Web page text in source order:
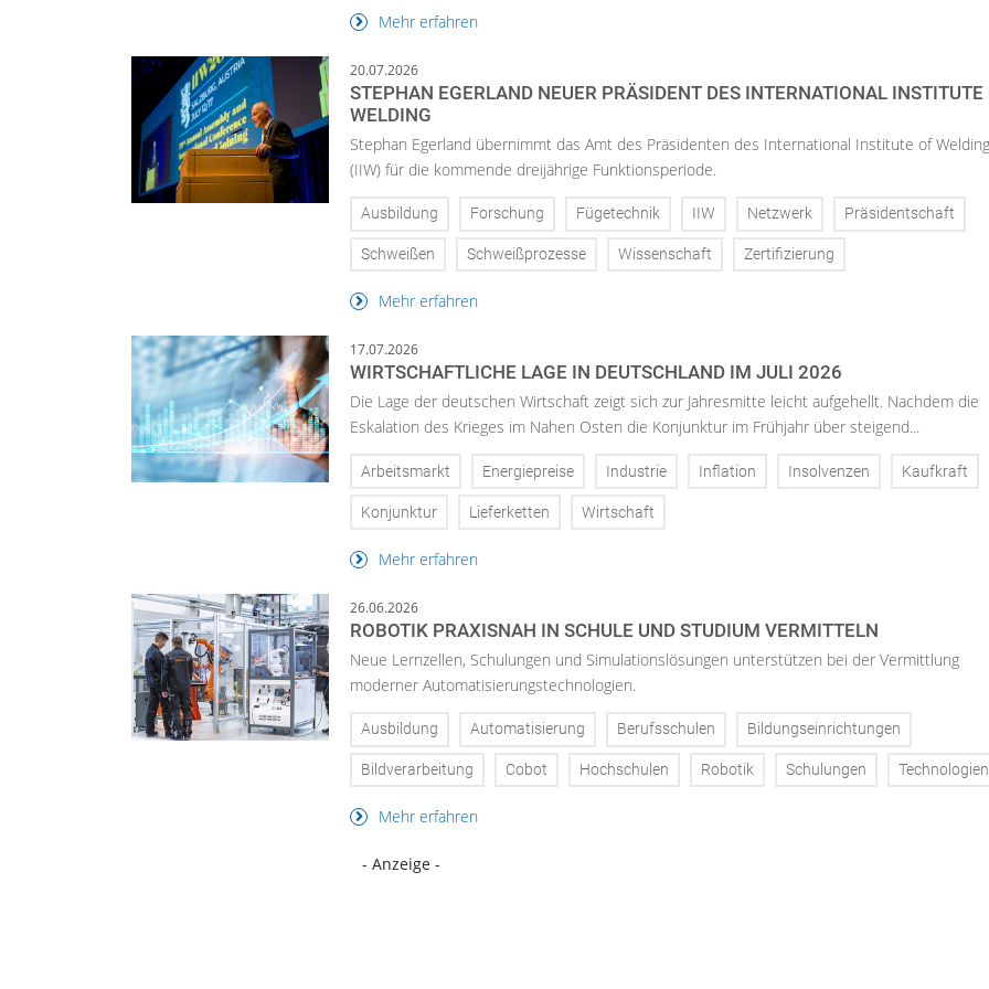
Mehr erfahren
20.07.2026
STEPHAN EGERLAND NEUER PRÄSIDENT DES INTERNATIONAL INSTITUTE
WELDING
Stephan Egerland übernimmt das Amt des Präsidenten des International Institute of Welding
(IIW) für die kommende dreijährige Funktionsperiode.
Ausbildung Forschung Fügetechnik IIW Netzwerk Präsidentschaft
Schweißen Schweißprozesse Wissenschaft Zertifizierung
Mehr erfahren
17.07.2026
WIRTSCHAFTLICHE LAGE IN DEUTSCHLAND IM JULI 2026
Die Lage der deutschen Wirtschaft zeigt sich zur Jahresmitte leicht aufgehellt. Nachdem die
Eskalation des Krieges im Nahen Osten die Konjunktur im Frühjahr über steigend...
Arbeitsmarkt Energiepreise Industrie Inflation Insolvenzen Kaufkraft
Konjunktur Lieferketten Wirtschaft
Mehr erfahren
26.06.2026
ROBOTIK PRAXISNAH IN SCHULE UND STUDIUM VERMITTELN
Neue Lernzellen, Schulungen und Simulationslösungen unterstützen bei der Vermittlung
moderner Automatisierungstechnologien.
Ausbildung Automatisierung Berufsschulen Bildungseinrichtungen
Bildverarbeitung Cobot Hochschulen Robotik Schulungen Technologien
Mehr erfahren
- Anzeige -